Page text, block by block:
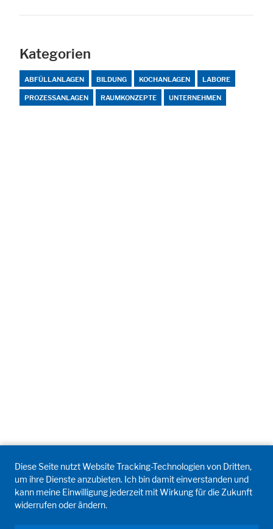
Kategorien
ABFÜLLANLAGEN BILDUNG KOCHANLAGEN LABORE
PROZESSANLAGEN RAUMKONZEPTE UNTERNEHMEN
Diese Seite nutzt Website Tracking-Technologien von Dritten,
um ihre Dienste anzubieten. Ich bin damit einverstanden und
kann meine Einwilligung jederzeit mit Wirkung für die Zukunft
widerrufen oder ändern.